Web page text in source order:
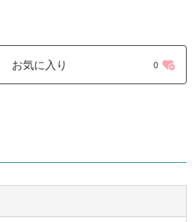
お気に入り 0